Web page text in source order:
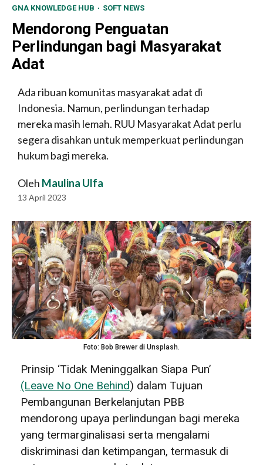
GNA KNOWLEDGE HUB SOFT NEWS
Mendorong Penguatan
Perlindungan bagi Masyarakat
Adat
Ada ribuan komunitas masyarakat adat di
Indonesia. Namun, perlindungan terhadap
mereka masih lemah. RUU Masyarakat Adat perlu
segera disahkan untuk memperkuat perlindungan
hukum bagi mereka.
Oleh Maulina Ulfa
13 April 2023
Foto: Bob Brewer di Unsplash.
Prinsip ‘Tidak Meninggalkan Siapa Pun’
(Leave No One Behind) dalam Tujuan
Pembangunan Berkelanjutan PBB
mendorong upaya perlindungan bagi mereka
yang termarginalisasi serta mengalami
diskriminasi dan ketimpangan, termasuk di